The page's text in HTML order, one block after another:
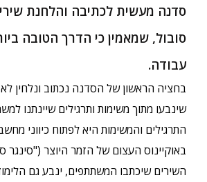
סדנה מעשית לכתיבה והלחנת
סובול, שמאמין כי הדרך הטובה
עבודה.
בחציה הראשון של הסדנה נכתוב ונלחין
שינבעו מתוך משימות ותרגילים שיינתנו
התרגילים והמשימות היא לפתוח כיווני
באוקיינוס העצום של הזמר היוצר ("סינגר
השירים שיכתבו המשתתפים, ינבע גם